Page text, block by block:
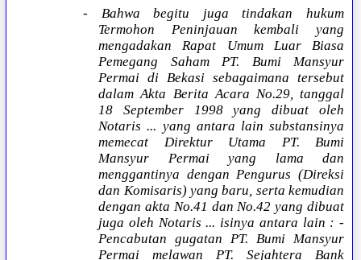
- Bahwa begitu juga tindakan hukum
Termohon Peninjauan kembali yang
mengadakan Rapat Umum Luar Biasa
Pemegang Saham PT. Bumi Mansyur
Permai di Bekasi sebagaimana tersebut
dalam Akta Berita Acara No.29, tanggal
18 September 1998 yang dibuat oleh
Notaris ... yang antara lain substansinya
memecat Direktur Utama PT. Bumi
Mansyur Permai yang lama dan
menggantinya dengan Pengurus (Direksi
dan Komisaris) yang baru, serta kemudian
dengan akta No.41 dan No.42 yang dibuat
juga oleh Notaris ... isinya antara lain : -
Pencabutan gugatan PT. Bumi Mansyur
Permai melawan PT. Sejahtera Bank